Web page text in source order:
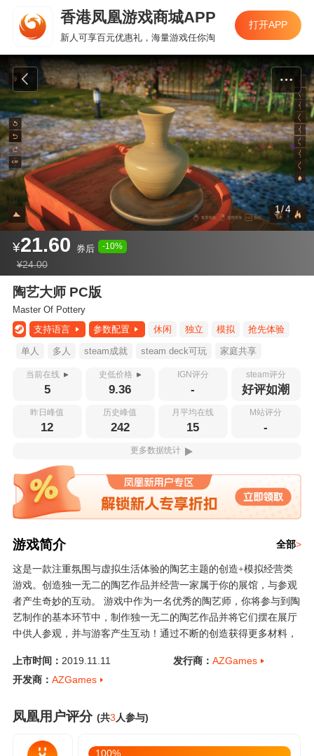
香港凤凰游戏商城APP
新人可享百元优惠礼，海量游戏任你淘
打开APP
香港凤凰游戏商城APP
新人可享百元优惠礼，海量游戏任你淘
打开APP
1/4
¥21.60 券后 -10%
¥24.00
陶艺大师 PC版
Master Of Pottery
支持语言
参数配置 休闲 独立 模拟 抢先体验
单人 多人 steam成就 steam deck可玩 家庭共享
当前在线
5
史低价格
9.36
IGN评分
-
steam评分
好评如潮
昨日峰值
12
历史峰值
242
月平均在线
15
M站评分
-
更多数据统计
游戏简介 全部>
这是一款注重氛围与虚拟生活体验的陶艺主题的创造+模拟经营类
游戏。创造独一无二的陶艺作品并经营一家属于你的展馆，与参观
者产生奇妙的互动。 游戏中作为一名优秀的陶艺师，你将参与到陶
艺制作的基本环节中，制作独一无二的陶艺作品并将它们摆在展厅
中供人参观，并与游客产生互动！通过不断的创造获得更多材料，
最终打造一家具有影响力的陶艺展馆。 游戏偏娱乐化地展现了制陶
工艺中的拉胚、烧窑（干燥、预热、高温）、彩绘、上釉等基本流
艺的相关知识，希望你能在游戏中领略到中国传统陶艺文化的风
一定程度后将解锁玩家自定义图案，制作真正唯一的作品。 ■ 玩法
上市时间： 2019.11.11 发行商：AZGames
开发商： AZGames
凤凰用户评分 (共3人参与)
100%